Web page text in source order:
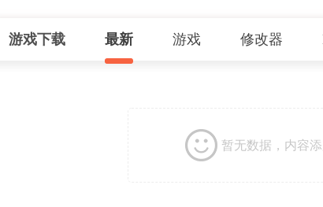
游戏下载 最新 游戏 修改器
暂无数据，内容